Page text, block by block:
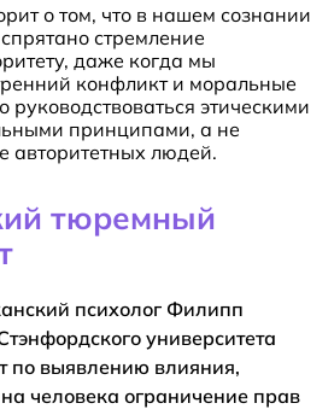
о том, что в нашем сознании
стремление
даже когда мы
конфликт и моральные
этическими
принципами, а не
авторитетных людей.
тюремный
психолог Филипп
университета
по выявлению влияния,
человека ограничение прав